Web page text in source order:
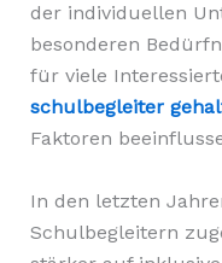
der individuellen
besonderen
für viele
schulbegleiter
Faktoren
In den letzten
Schulbegleitern